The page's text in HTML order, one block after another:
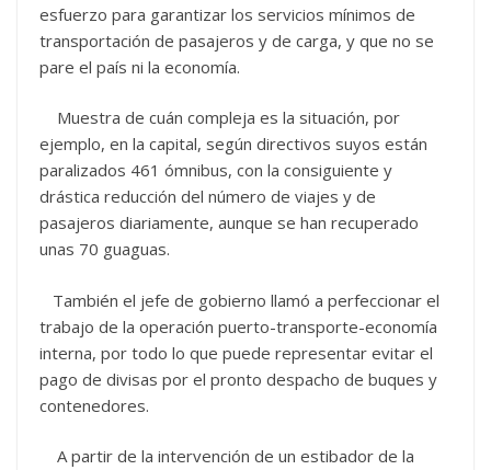
esfuerzo para garantizar los servicios mínimos de
transportación de pasajeros y de carga, y que no se
pare el país ni la economía.
Muestra de cuán compleja es la situación, por
ejemplo, en la capital, según directivos suyos están
paralizados 461 ómnibus, con la consiguiente y
drástica reducción del número de viajes y de
pasajeros diariamente, aunque se han recuperado
unas 70 guaguas.
También el jefe de gobierno llamó a perfeccionar el
trabajo de la operación puerto-transporte-economía
interna, por todo lo que puede representar evitar el
pago de divisas por el pronto despacho de buques y
contenedores.
A partir de la intervención de un estibador de la